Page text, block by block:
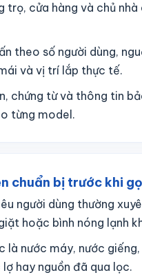
trọ, cửa hàng và chủ nhà
theo số người dùng,
và vị trí lắp thực tế.
chứng từ và thông tin
từng model.
chuẩn bị trước khi
người dùng thường
hoặc bình nóng lạnh
là nước máy, nước
lợ hay nguồn đã qua lọc.